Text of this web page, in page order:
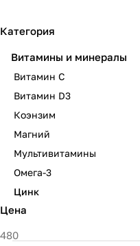
Категория
Витамины и минералы
Витамин C
Витамин D3
Коэнзим
Магний
Мультивитамины
Омега-3
Цинк
Цена